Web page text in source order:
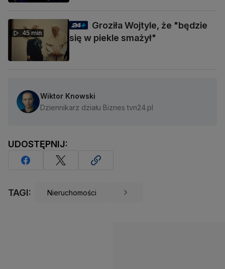
45 min
Groziła Wojtyle, że "będzie
się w piekle smażył"
Wiktor Knowski
Dziennikarz działu Biznes tvn24.pl
UDOSTĘPNIJ:
TAGI: Nieruchomości